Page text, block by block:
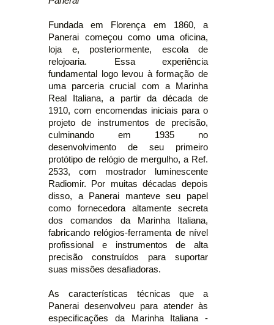
Fundada em Florença em 1860, a
Panerai começou como uma oficina,
loja e, posteriormente, escola de
relojoaria. Essa experiência
fundamental logo levou à formação de
uma parceria crucial com a Marinha
Real Italiana, a partir da década de
1910, com encomendas iniciais para o
projeto de instrumentos de precisão,
culminando em 1935 no
desenvolvimento de seu primeiro
protótipo de relógio de mergulho, a Ref.
2533, com mostrador luminescente
Radiomir. Por muitas décadas depois
disso, a Panerai manteve seu papel
como fornecedora altamente secreta
dos comandos da Marinha Italiana,
fabricando relógios-ferramenta de nível
profissional e instrumentos de alta
precisão construídos para suportar
suas missões desafiadoras.
As características técnicas que a
Panerai desenvolveu para atender às
especificações da Marinha Italiana -